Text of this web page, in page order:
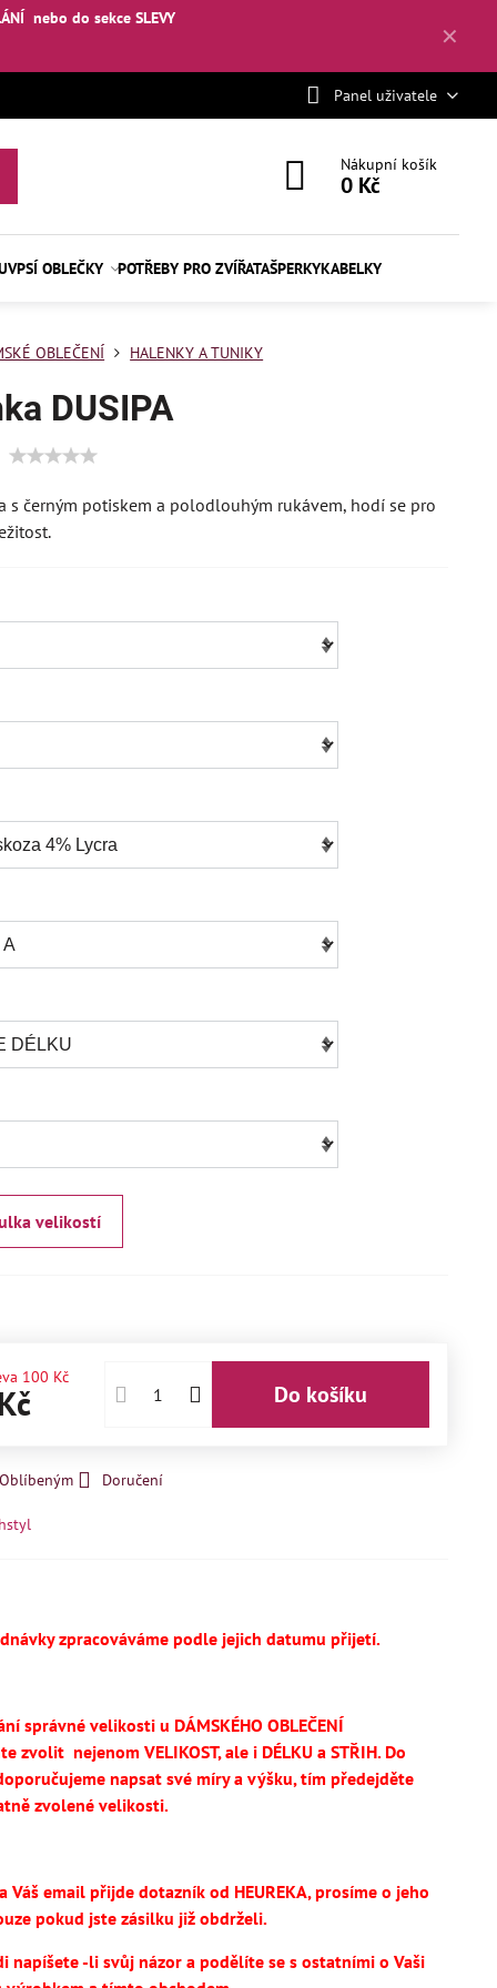
✕
nebodo sekce SLEVY
Panel uživatele
Nákupní košík
0 Kč
PSÍ OBLEČKY POTŘEBY PRO ZVÍŘATAŠPERKYKABELKY
OBLEČENÍ HALENKY A TUNIKY
DUSIPA
s černým potiskem a polodlouhým rukávem, hodí se pro
velikostí
100 Kč
Do košíku
Doručení
zpracováváme podle jejich datumu přijetí.
správné velikosti u DÁMSKÉHO OBLEČENÍ
zvolitnejenom VELIKOST, ale i DÉLKU a STŘIH. Do
napsat své míry a výšku, tím předejděte
zvolené velikosti.
Váš email přijde dotazník od HEUREKA, prosíme o jeho
pokud jste zásilku již obdrželi.
napíšete -li svůj názor a podělíte se s ostatními o Vaši